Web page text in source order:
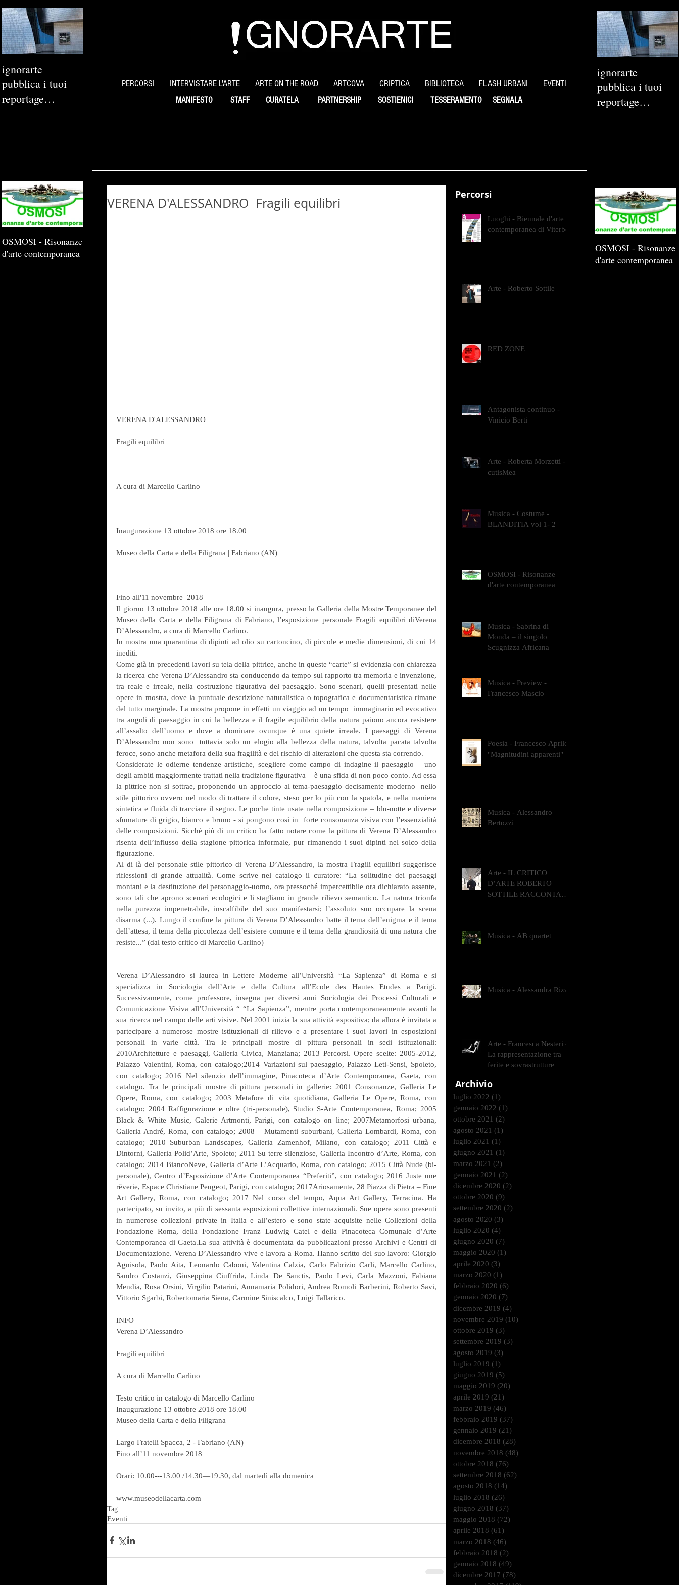
ignorarte
pubblica i tuoi
reportage
PERCORSI INTERVISTARE L'ARTE ARTE ON THE ROAD ARTCOVA CRIPTICA BIBLIOTECA FLASH URBANI EVENTI
MANIFESTO STAFF CURATELA PARTNERSHIP SOSTIENICI SEGNALA
TESSERAMENTO
ignorarte
pubblica i tuoi
reportage
VERENA D'ALESSANDRO Fragili equilibri
VERENA D'ALESSANDRO
Fragili equilibri
A cura di Marcello Carlino
Inaugurazione 13 ottobre 2018 ore 18.00
Museo della Carta e della Filigrana | Fabriano (AN)
Fino all'11 novembre  2018
Il giorno 13 ottobre 2018 alle ore 18.00 si inaugura, presso la Galleria della Mostre Temporanee del
Museo della Carta e della Filigrana di Fabriano, l’esposizione personale Fragili equilibri diVerena
D’Alessandro, a cura di Marcello Carlino.
In mostra una quarantina di dipinti ad olio su cartoncino, di piccole e medie dimensioni, di cui 14
inediti.
Come già in precedenti lavori su tela della pittrice, anche in queste “carte” si evidenzia con chiarezza
la ricerca che Verena D’Alessandro sta conducendo da tempo sul rapporto tra memoria e invenzione,
tra reale e irreale, nella costruzione figurativa del paesaggio. Sono scenari, quelli presentati nelle
opere in mostra, dove la puntuale descrizione naturalistica o topografica e documentaristica rimane
del tutto marginale. La mostra propone in effetti un viaggio ad un tempo  immaginario ed evocativo
tra angoli di paesaggio in cui la bellezza e il fragile equilibrio della natura paiono ancora resistere
all’assalto dell’uomo e dove a dominare ovunque è una quiete irreale. I paesaggi di Verena
D’Alessandro non sono  tuttavia solo un elogio alla bellezza della natura, talvolta pacata talvolta
feroce, sono anche metafora della sua fragilità e del rischio di alterazioni che questa sta correndo.
Considerate le odierne tendenze artistiche, scegliere come campo di indagine il paesaggio – uno
degli ambiti maggiormente trattati nella tradizione figurativa – è una sfida di non poco conto. Ad essa
la pittrice non si sottrae, proponendo un approccio al tema-paesaggio decisamente moderno  nello
stile pittorico ovvero nel modo di trattare il colore, steso per lo più con la spatola, e nella maniera
sintetica e fluida di tracciare il segno. Le poche tinte usate nella composizione – blu-notte e diverse
sfumature di grigio, bianco e bruno - si pongono così in  forte consonanza visiva con l’essenzialità
delle composizioni. Sicché più di un critico ha fatto notare come la pittura di Verena D’Alessandro
risenta dell’influsso della stagione pittorica informale, pur rimanendo i suoi dipinti nel solco della
figurazione.
Al di là del personale stile pittorico di Verena D’Alessandro, la mostra Fragili equilibri suggerisce
riflessioni di grande attualità. Come scrive nel catalogo il curatore: “La solitudine dei paesaggi
montani e la destituzione del personaggio-uomo, ora pressoché impercettibile ora dichiarato assente,
sono tali che aprono scenari ecologici e li stagliano in grande rilievo semantico. La natura trionfa
nella purezza impenetrabile, inscalfibile del suo manifestarsi; l’assoluto suo occupare la scena
disarma (...). Lungo il confine la pittura di Verena D’Alessandro batte il tema dell’enigma e il tema
dell’attesa, il tema della piccolezza dell’esistere comune e il tema della grandiosità di una natura che
resiste...” (dal testo critico di Marcello Carlino)
Verena D’Alessandro si laurea in Lettere Moderne all’Università “La Sapienza” di Roma e si
specializza in Sociologia dell’Arte e della Cultura all’Ecole des Hautes Etudes a Parigi.
Successivamente, come professore, insegna per diversi anni Sociologia dei Processi Culturali e
Comunicazione Visiva all’Università “ “La Sapienza”, mentre porta contemporaneamente avanti la
sua ricerca nel campo delle arti visive. Nel 2001 inizia la sua attività espositiva; da allora è invitata a
partecipare a numerose mostre istituzionali di rilievo e a presentare i suoi lavori in esposizioni
personali in varie città. Tra le principali mostre di pittura personali in sedi istituzionali:
2010Architetture e paesaggi, Galleria Civica, Manziana; 2013 Percorsi. Opere scelte: 2005-2012,
Palazzo Valentini, Roma, con catalogo;2014 Variazioni sul paesaggio, Palazzo Leti-Sensi, Spoleto,
con catalogo; 2016 Nel silenzio dell’immagine, Pinacoteca d’Arte Contemporanea, Gaeta, con
catalogo. Tra le principali mostre di pittura personali in gallerie: 2001 Consonanze, Galleria Le
Opere, Roma, con catalogo; 2003 Metafore di vita quotidiana, Galleria Le Opere, Roma, con
catalogo; 2004 Raffigurazione e oltre (tri-personale), Studio S-Arte Contemporanea, Roma; 2005
Black & White Music, Galerie Artmonti, Parigi, con catalogo on line; 2007Metamorfosi urbana,
Galleria André, Roma, con catalogo; 2008   Mutamenti suburbani, Galleria Lombardi, Roma, con
catalogo; 2010 Suburban Landscapes, Galleria Zamenhof, Milano, con catalogo; 2011 Città e
Dintorni, Galleria Polid’Arte, Spoleto; 2011 Su terre silenziose, Galleria Incontro d’Arte, Roma, con
catalogo; 2014 BiancoNeve, Galleria d’Arte L’Acquario, Roma, con catalogo; 2015 Città Nude (bi-
personale), Centro d’Esposizione d’Arte Contemporanea “Preferiti”, con catalogo; 2016 Juste une
rêverie, Espace Christiane Peugeot, Parigi, con catalogo; 2017Ariosamente, 28 Piazza di Pietra – Fine
Art Gallery, Roma, con catalogo; 2017 Nel corso del tempo, Aqua Art Gallery, Terracina. Ha
partecipato, su invito, a più di sessanta esposizioni collettive internazionali. Sue opere sono presenti
in numerose collezioni private in Italia e all’estero e sono state acquisite nelle Collezioni della
Fondazione Roma, della Fondazione Franz Ludwig Catel e della Pinacoteca Comunale d’Arte
Contemporanea di Gaeta.La sua attività è documentata da pubblicazioni presso Archivi e Centri di
Documentazione. Verena D’Alessandro vive e lavora a Roma. Hanno scritto del suo lavoro: Giorgio
Agnisola, Paolo Aita, Leonardo Caboni, Valentina Calzia, Carlo Fabrizio Carli, Marcello Carlino,
Sandro Costanzi, Giuseppina Ciuffrida, Linda De Sanctis, Paolo Levi, Carla Mazzoni, Fabiana
Mendia, Rosa Orsini, Virgilio Patarini, Annamaria Polidori, Andrea Romoli Barberini, Roberto Savi,
Vittorio Sgarbi, Robertomaria Siena, Carmine Siniscalco, Luigi Tallarico.
INFO
Verena D’Alessandro
Fragili equilibri
A cura di Marcello Carlino
Testo critico in catalogo di Marcello Carlino
Inaugurazione 13 ottobre 2018 ore 18.00
Museo della Carta e della Filigrana
Largo Fratelli Spacca, 2 - Fabriano (AN)
Fino all’11 novembre 2018
Orari: 10.00---13.00 /14.30—19.30, dal martedì alla domenica
www.museodellacarta.com
Tag:
Eventi
Percorsi
Luoghi - Biennale d'arte
contemporanea di Viterbo
Arte - Roberto Sottile
RED ZONE
Antagonista continuo -
Vinicio Berti
Arte - Roberta Morzetti -
cutisMea
Musica - Costume -
BLANDITIA vol 1- 2
OSMOSI - Risonanze
d'arte contemporanea
Musica - Sabrina di
Monda – il singolo
Scugnizza Africana
Musica - Preview -
Francesco Mascio
Poesia - Francesco Aprile -
"Magnitudini apparenti"
Musica - Alessandro
Bertozzi
Arte - IL CRITICO
D’ARTE ROBERTO
SOTTILE RACCONTA
Musica - AB quartet
Musica - Alessandra Rizzo
Arte - Francesca Nesteri -
La rappresentazione tra
ferite e sovrastrutture
Archivio
luglio 2022 (1)
gennaio 2022 (1)
ottobre 2021 (2)
agosto 2021 (1)
luglio 2021 (1)
giugno 2021 (1)
marzo 2021 (2)
gennaio 2021 (2)
dicembre 2020 (2)
ottobre 2020 (9)
settembre 2020 (2)
agosto 2020 (3)
luglio 2020 (4)
giugno 2020 (7)
maggio 2020 (1)
aprile 2020 (3)
marzo 2020 (1)
febbraio 2020 (6)
gennaio 2020 (7)
dicembre 2019 (4)
novembre 2019 (10)
ottobre 2019 (3)
settembre 2019 (3)
agosto 2019 (3)
luglio 2019 (1)
giugno 2019 (5)
maggio 2019 (20)
aprile 2019 (21)
marzo 2019 (46)
febbraio 2019 (37)
gennaio 2019 (21)
dicembre 2018 (28)
novembre 2018 (48)
ottobre 2018 (76)
settembre 2018 (62)
agosto 2018 (14)
luglio 2018 (26)
giugno 2018 (37)
maggio 2018 (72)
aprile 2018 (61)
marzo 2018 (46)
febbraio 2018 (2)
gennaio 2018 (49)
dicembre 2017 (78)
OSMOSI - Risonanze
d'arte contemporanea
OSMOSI - Risonanze
d'arte contemporanea